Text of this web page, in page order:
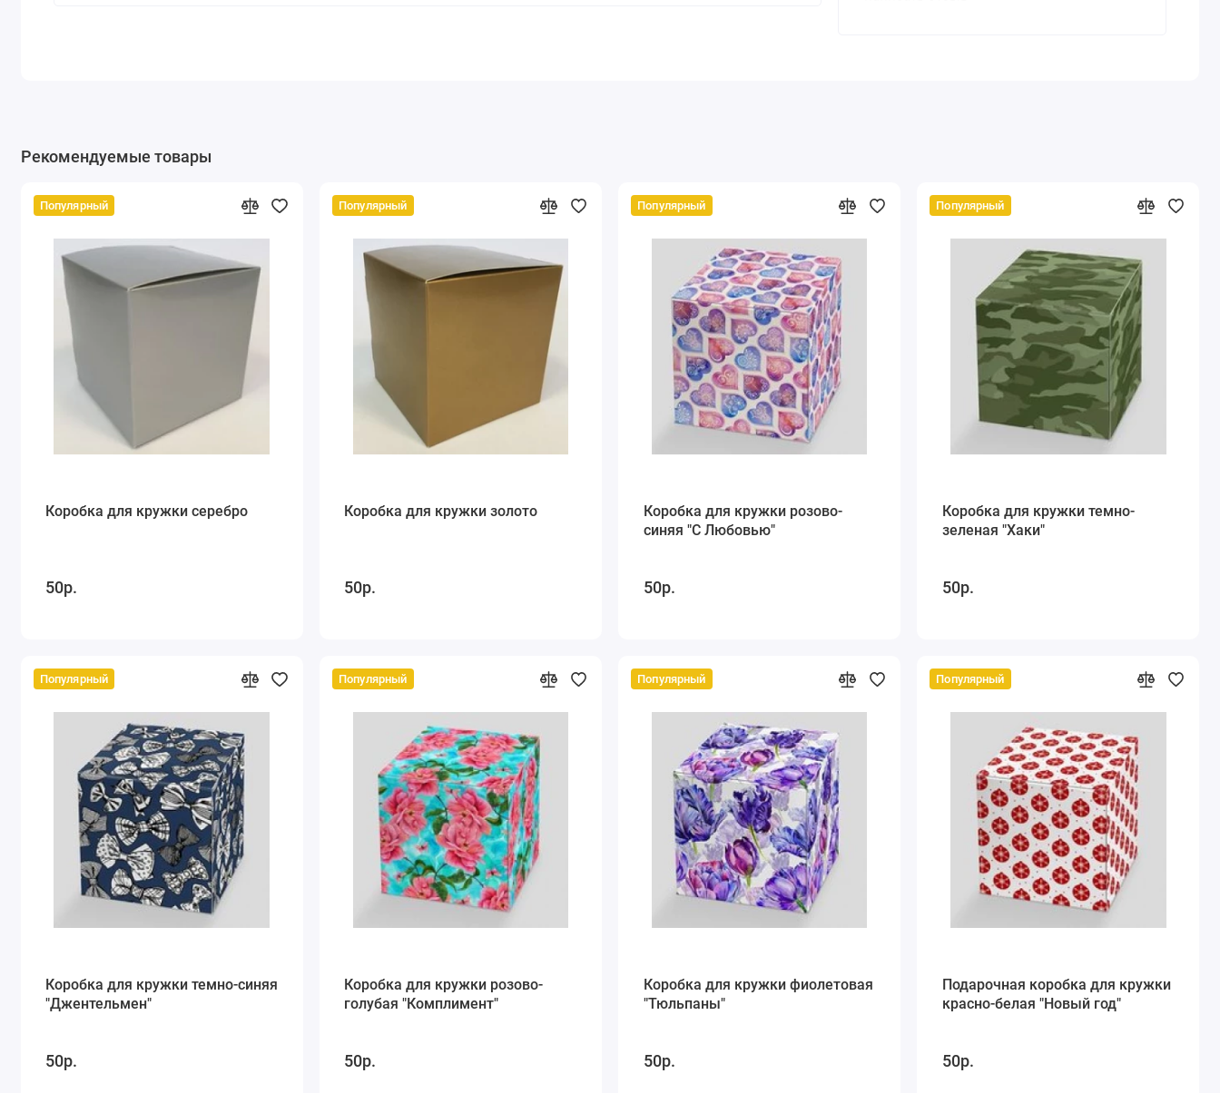
Рекомендуемые товары
Популярный
Коробка для кружки серебро
50р.
Популярный
Коробка для кружки золото
50р.
Популярный
Коробка для кружки розово-
синяя "С Любовью"
50р.
Популярный
Коробка для кружки темно-
зеленая "Хаки"
50р.
Популярный
Коробка для кружки темно-синяя
"Джентельмен"
50р.
Популярный
Коробка для кружки розово-
голубая "Комплимент"
50р.
Популярный
Коробка для кружки фиолетовая
"Тюльпаны"
50р.
Популярный
Подарочная коробка для кружки
красно-белая "Новый год"
50р.